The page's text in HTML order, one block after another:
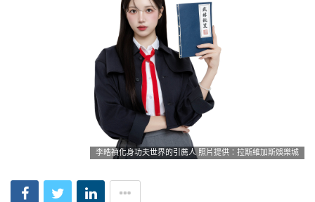
李晧禎化身功夫世界的引薦人 照片提供：拉斯維加斯娛樂城